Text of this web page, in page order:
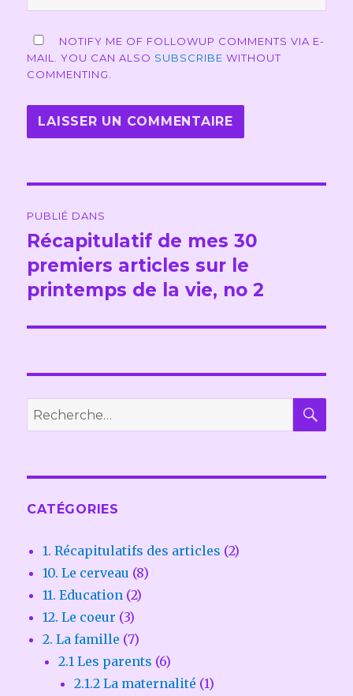
NOTIFY ME OF FOLLOWUP COMMENTS VIA E-
MAIL. YOU CAN ALSO SUBSCRIBE WITHOUT
COMMENTING.
de
l’article
PUBLIÉ DANS
Récapitulatif de mes 30
premiers articles sur le
printemps de la vie, no 2
Recherche
pour :
CATÉGORIES
1. Récapitulatifs des articles (2)
10. Le cerveau (8)
11. Education (2)
12. Le coeur (3)
2. La famille (7)
2.1 Les parents (6)
2.1.2 La maternalité (1)